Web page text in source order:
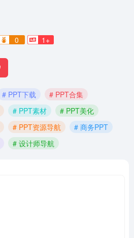
0 1+
# PPT下载
# PPT合集
# PPT素材
# PPT美化
# PPT资源导航
# 商务PPT
# 设计师导航